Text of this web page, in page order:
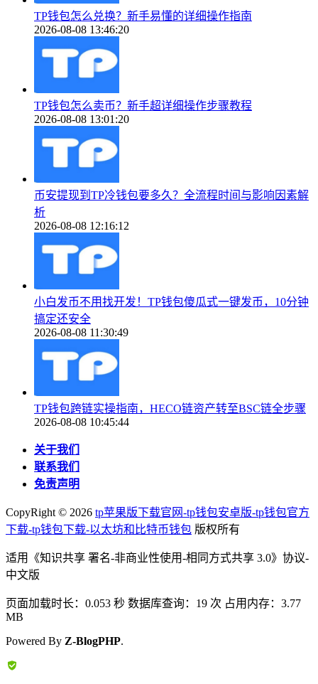
TP钱包怎么兑换？新手易懂的详细操作指南
2026-08-08 13:46:20
TP钱包怎么卖币？新手超详细操作步骤教程
2026-08-08 13:01:20
币安提现到TP冷钱包要多久？全流程时间与影响因素解
析
2026-08-08 12:16:12
小白发币不用找开发！TP钱包傻瓜式一键发币，10分钟
搞定还安全
2026-08-08 11:30:49
TP钱包跨链实操指南，HECO链资产转至BSC链全步骤
2026-08-08 10:45:44
关于我们
联系我们
免责声明
CopyRight © 2026 tp苹果版下载官网-tp钱包安卓版-tp钱包官方
下载-tp钱包下载-以太坊和比特币钱包 版权所有
适用《知识共享 署名-非商业性使用-相同方式共享 3.0》协议-
中文版
页面加载时长：0.053 秒 数据库查询：19 次 占用内存：3.77
MB
Powered By Z-BlogPHP.